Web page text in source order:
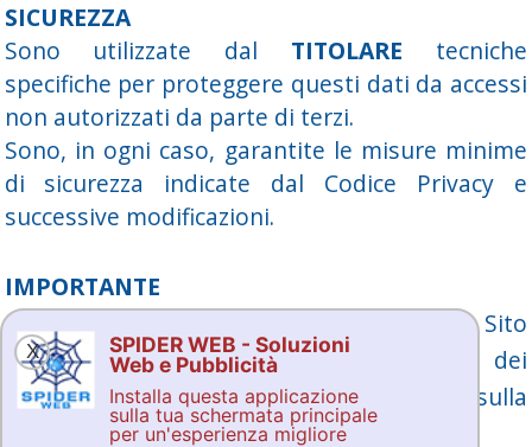
SICUREZZA
Sono utilizzate dal TITOLARE tecniche
specifiche per proteggere questi dati da accessi
non autorizzati da parte di terzi.
Sono, in ogni caso, garantite le misure minime
di sicurezza indicate dal Codice Privacy e
successive modificazioni.
IMPORTANTE
Nel portare a termine un ordine nel nostro Sito
e/o cliccando"INVIA"su uno qualsiasi dei
nostri form accetterete queste regole sulla
SPIDER WEB - Soluzioni
Web e Pubblicità
Installa questa applicazione
sulla tua schermata principale
per un'esperienza migliore
X